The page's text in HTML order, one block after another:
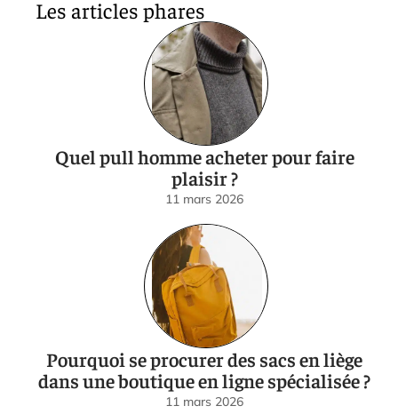
Les articles phares
Quel pull homme acheter pour faire
plaisir ?
11 mars 2026
Pourquoi se procurer des sacs en liège
dans une boutique en ligne spécialisée ?
11 mars 2026